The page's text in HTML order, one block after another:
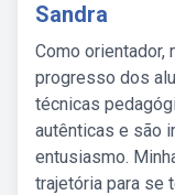
Sandra
Como orientador,
progresso dos
técnicas
autênticas e são
entusiasmo.
trajetória para se